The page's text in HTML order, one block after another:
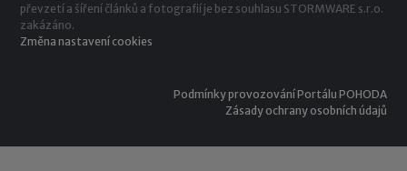
převzetí a šíření článků a fotografií je bez souhlasu STORMWARE s.r.o.
zakázáno.
Změna nastavení cookies
Podmínky provozování Portálu POHODA
Zásady ochrany osobních údajů